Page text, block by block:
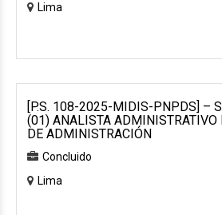
Lima
[P.S. 108-2025-MIDIS-PNPDS] –
(01) ANALISTA ADMINISTRATIVO
DE ADMINISTRACIÓN
Concluido
Lima